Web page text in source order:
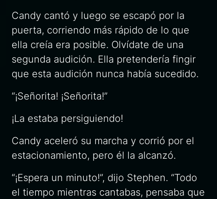
Candy cantó y luego se escapó por la
puerta, corriendo más rápido de lo que
ella creía era posible. Olvídate de una
segunda audición. Ella pretendería fingir
que esta audición nunca había sucedido.
“¡Señorita! ¡Señorita!”
¡La estaba persiguiendo!
Candy aceleró su marcha y corrió por el
estacionamiento, pero él la alcanzó.
“¡Espera un minuto!”, dijo Stephen. “Todo
el tiempo mientras cantabas, pensaba que